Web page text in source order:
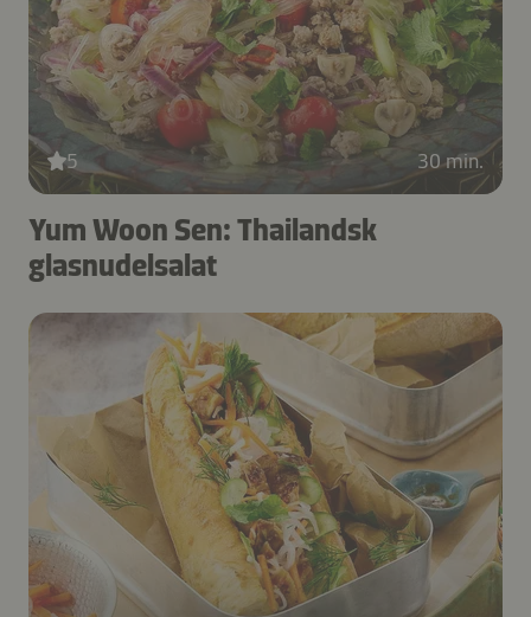
5 30 min.
Yum Woon Sen: Thailandsk
glasnudelsalat